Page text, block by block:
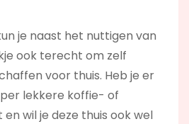
je naast het nuttigen van
ook terecht om zelf
voor thuis. Heb je er
lekkere koffie- of
wil je deze thuis ook wel